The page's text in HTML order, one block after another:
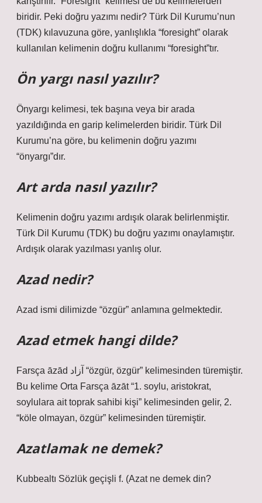
biridir. Peki doğru yazımı nedir? Türk Dil Kurumu’nun
(TDK) kılavuzuna göre, yanlışlıkla “foresight” olarak
kullanılan kelimenin doğru kullanımı “foresight”tır.
Ön yargı nasıl yazılır?
Önyargı kelimesi, tek başına veya bir arada
yazıldığında en garip kelimelerden biridir. Türk Dil
Kurumu’na göre, bu kelimenin doğru yazımı
“önyargı”dır.
Art arda nasıl yazılır?
Kelimenin doğru yazımı ardışık olarak belirlenmiştir.
Türk Dil Kurumu (TDK) bu doğru yazımı onaylamıştır.
Ardışık olarak yazılması yanlış olur.
Azad nedir?
Azad ismi dilimizde “özgür” anlamına gelmektedir.
Azad etmek hangi dilde?
Farsça āzād آزاد “özgür, özgür” kelimesinden türemiştir.
Bu kelime Orta Farsça āzāt “1. soylu, aristokrat,
soylulara ait toprak sahibi kişi” kelimesinden gelir, 2.
“köle olmayan, özgür” kelimesinden türemiştir.
Azatlamak ne demek?
Kubbealtı Sözlük geçişli f. (Azat ne demek din?